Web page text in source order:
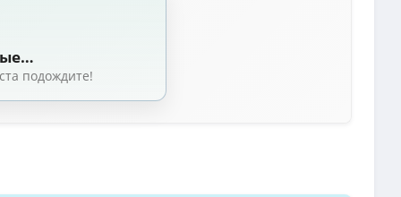
подождите!